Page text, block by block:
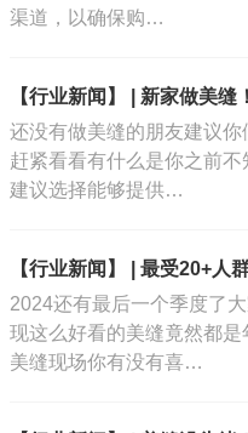
渠道，以确保购…
【行业新闻】 | 新家做美
还没有做美缝的朋友建议
赶紧看看有什么是你之前
建议选择能够提供…
【行业新闻】 | 最受20+人
2024还有最后一个季度了
现这么好看的美缝竟然都
美缝现场你有没有喜…